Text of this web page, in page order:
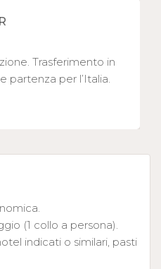
Trasferimento in
partenza per l’Italia.
(1 collo a persona).
indicati o similari, pasti